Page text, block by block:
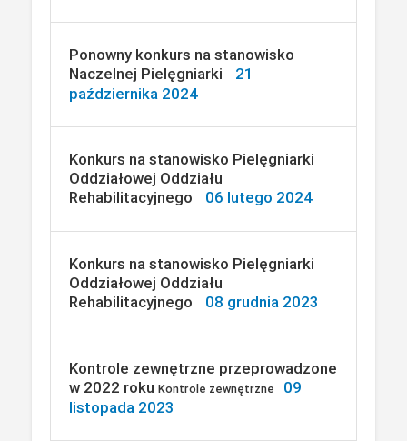
Ponowny konkurs na stanowisko
Naczelnej Pielęgniarki
21
października 2024
Konkurs na stanowisko Pielęgniarki
Oddziałowej Oddziału
Rehabilitacyjnego
06 lutego 2024
Konkurs na stanowisko Pielęgniarki
Oddziałowej Oddziału
Rehabilitacyjnego
08 grudnia 2023
Kontrole zewnętrzne przeprowadzone
w 2022 rokuKontrole zewnętrzne
09
listopada 2023